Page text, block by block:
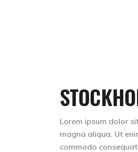
Lorem ipsum dolor
magna aliqua. Ut
commodo